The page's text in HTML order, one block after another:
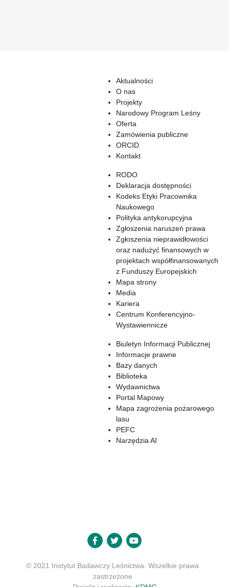
Aktualności
O nas
Projekty
Narodowy Program Leśny
Oferta
Zamówienia publiczne
ORCID
Kontakt
RODO
Deklaracja dostępności
Kodeks Etyki Pracownika
Naukowego
Polityka antykorupcyjna
Zgłoszenia naruszeń prawa
Zgłoszenia nieprawidłowości
oraz nadużyć finansowych w
projektach współfinansowanych
z Funduszy Europejskich
Mapa strony
Media
Kariera
Centrum Konferencyjno-
Wystawiennicze
Biuletyn Informacji Publicznej
Informacje prawne
Bazy danych
Biblioteka
Wydawnictwa
Portal Mapowy
Mapa zagrożenia pożarowego
lasu
PEFC
Narzędzia AI
© 2021 Instytut Badawczy Leśnictwa. Wszelkie prawa
zastrzeżone